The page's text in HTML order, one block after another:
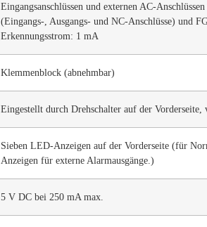
Eingangsanschlüssen und externen AC-
(Eingangs-, Ausgangs- und NC-Anschlüsse) und
Erkennungsstrom: 1 mA
Klemmenblock (abnehmbar)
Eingestellt durch Drehschalter auf der Vorderseite,
Sieben LED-Anzeigen auf der Vorderseite (für
Anzeigen für externe Alarmausgänge.)
5 V DC bei 250 mA max.